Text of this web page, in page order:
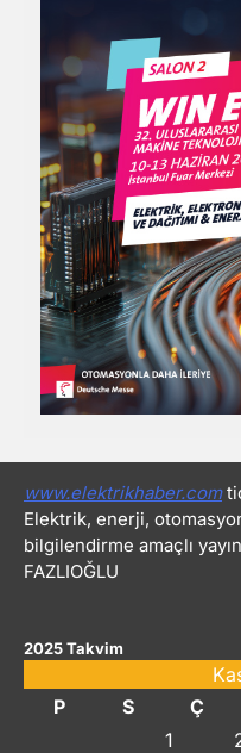
www.elektrikhaber.com
Elektrik, enerji,
bilgilendirme amaçlı
FAZLIOĞLU
2025 Takvim
P
S Ç
1